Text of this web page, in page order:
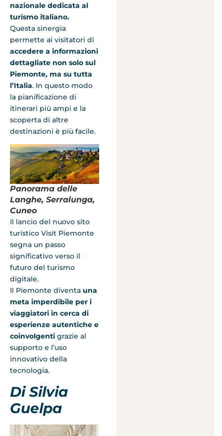
nazionale dedicata al
turismo italiano.
Questa sinergia
permette ai visitatori di
accedere a informazioni
dettagliate non solo sul
Piemonte, ma su tutta
l’Italia. In questo modo
la pianificazione di
itinerari più ampi e la
scoperta di altre
destinazioni è più facile.
Panorama delle
Langhe, Serralunga,
Cuneo
Il lancio del nuovo sito
turistico Visit Piemonte
segna un passo
significativo verso il
futuro del turismo
digitale.
Il Piemonte diventa una
meta imperdibile per i
viaggiatori in cerca di
esperienze autentiche e
coinvolgenti grazie al
supporto e l’uso
innovativo della
tecnologia.
Di Silvia
Guelpa